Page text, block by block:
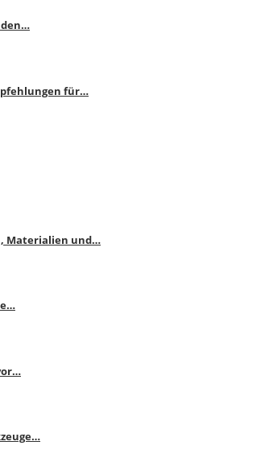
für…
Materialien und…